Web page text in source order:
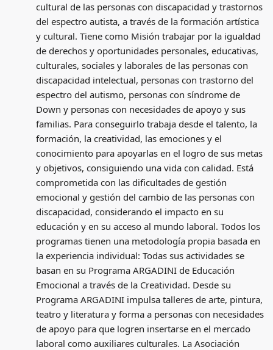
cultural de las personas con discapacidad y trastornos
del espectro autista, a través de la formación artística
y cultural. Tiene como Misión trabajar por la igualdad
de derechos y oportunidades personales, educativas,
culturales, sociales y laborales de las personas con
discapacidad intelectual, personas con trastorno del
espectro del autismo, personas con síndrome de
Down y personas con necesidades de apoyo y sus
familias. Para conseguirlo trabaja desde el talento, la
formación, la creatividad, las emociones y el
conocimiento para apoyarlas en el logro de sus metas
y objetivos, consiguiendo una vida con calidad. Está
comprometida con las dificultades de gestión
emocional y gestión del cambio de las personas con
discapacidad, considerando el impacto en su
educación y en su acceso al mundo laboral. Todos los
programas tienen una metodología propia basada en
la experiencia individual: Todas sus actividades se
basan en su Programa ARGADINI de Educación
Emocional a través de la Creatividad. Desde su
Programa ARGADINI impulsa talleres de arte, pintura,
teatro y literatura y forma a personas con necesidades
de apoyo para que logren insertarse en el mercado
laboral como auxiliares culturales. La Asociación